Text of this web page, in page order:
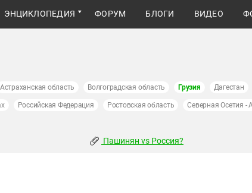
ЭНЦИКЛОПЕДИЯ ФОРУМ БЛОГИ ВИДЕО
Астраханская область Волгоградская область Грузия Дагестан
Российская Федерация Ростовская область Северная Осетия -
Пашинян vs Россия?